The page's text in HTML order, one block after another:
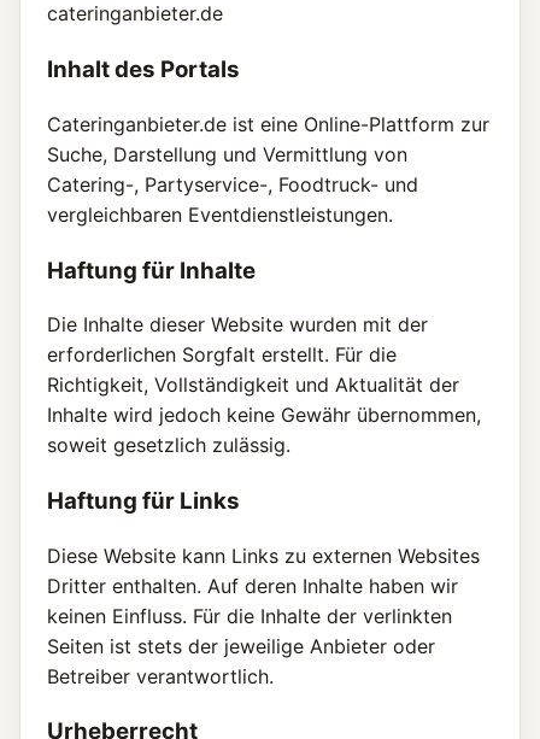
cateringanbieter.de
Inhalt des Portals
Cateringanbieter.de ist eine Online-Plattform zur
Suche, Darstellung und Vermittlung von
Catering-, Partyservice-, Foodtruck- und
vergleichbaren Eventdienstleistungen.
Haftung für Inhalte
Die Inhalte dieser Website wurden mit der
erforderlichen Sorgfalt erstellt. Für die
Richtigkeit, Vollständigkeit und Aktualität der
Inhalte wird jedoch keine Gewähr übernommen,
soweit gesetzlich zulässig.
Haftung für Links
Diese Website kann Links zu externen Websites
Dritter enthalten. Auf deren Inhalte haben wir
keinen Einfluss. Für die Inhalte der verlinkten
Seiten ist stets der jeweilige Anbieter oder
Betreiber verantwortlich.
Urheberrecht